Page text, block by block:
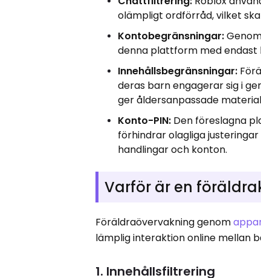
olämpligt ordförråd, vilket
Kontobegränsningar:
denna plattform med endast
Innehållsbegränsningar:
deras barn engagerar sig i
ger åldersanpassade
Konto-PIN: Den föreslagna
förhindrar olagliga
handlingar och konton.
Varför är en
Föräldraövervakning genom
lämplig interaktion online mellan
1. Innehållsfiltrering